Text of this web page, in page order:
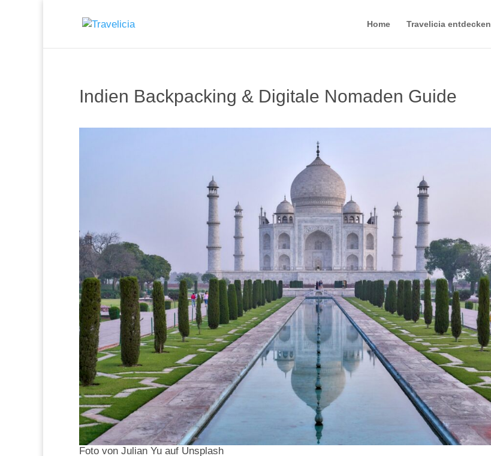
Home Travelicia entdecken
Indien Backpacking & Digitale Nomaden Guide
Foto von Julian Yu auf Unsplash